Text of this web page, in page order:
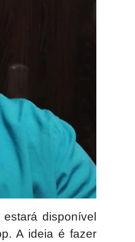
disponível
A ideia é fazer